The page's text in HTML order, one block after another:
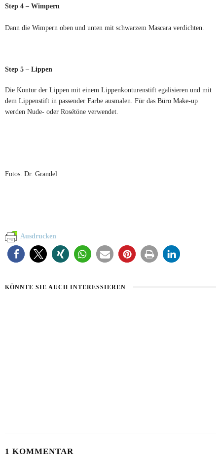
Step 4 – Wimpern
Dann die Wimpern oben und unten mit schwarzem Mascara verdichten.
Step 5 – Lippen
Die Kontur der Lippen mit einem Lippenkonturenstift egalisieren und mit
dem Lippenstift in passender Farbe ausmalen. Für das Büro Make-up
werden Nude- oder Rosétöne verwendet.
Fotos: Dr. Grandel
Ausdrucken
KÖNNTE SIE AUCH INTERESSIEREN
1 KOMMENTAR